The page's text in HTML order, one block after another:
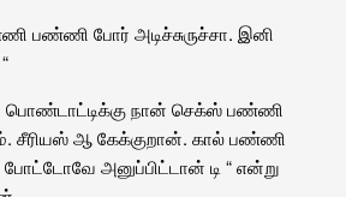
பண்ணி போர் அடிச்சுருச்சா. இனி
நான் செக்ஸ் பண்ணி
சீரியஸ் ஆ கேக்குறான். கால் பண்ணி
அனுப்பிட்டான் டி “ என்று